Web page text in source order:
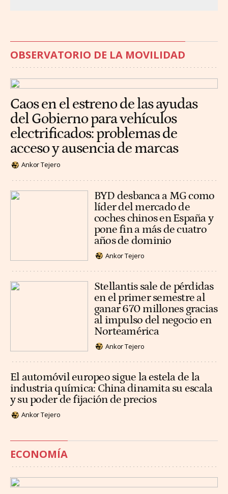
OBSERVATORIO DE LA MOVILIDAD
Caos en el estreno de las ayudas
del Gobierno para vehículos
electrificados: problemas de
acceso y ausencia de marcas
Ankor Tejero
BYD desbanca a MG como
líder del mercado de
coches chinos en España y
pone fin a más de cuatro
años de dominio
Ankor Tejero
Stellantis sale de pérdidas
en el primer semestre al
ganar 670 millones gracias
al impulso del negocio en
Norteamérica
Ankor Tejero
El automóvil europeo sigue la estela de la
industria química: China dinamita su escala
y su poder de fijación de precios
Ankor Tejero
ECONOMÍA